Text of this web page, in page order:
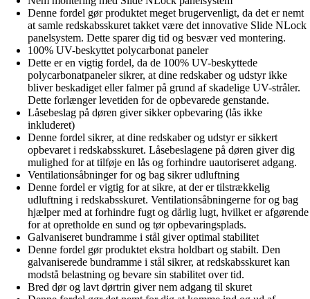
Denne fordel gør produktet meget brugervenligt, da det er nemt
at samle redskabsskuret takket være det innovative Slide NLock
panelsystem. Dette sparer dig tid og besvær ved montering.
100% UV-beskyttet polycarbonat paneler
Dette er en vigtig fordel, da de 100% UV-beskyttede
polycarbonatpaneler sikrer, at dine redskaber og udstyr ikke
bliver beskadiget eller falmer på grund af skadelige UV-stråler.
Dette forlænger levetiden for de opbevarede genstande.
Låsebeslag på døren giver sikker opbevaring (lås ikke
inkluderet)
Denne fordel sikrer, at dine redskaber og udstyr er sikkert
opbevaret i redskabsskuret. Låsebeslagene på døren giver dig
mulighed for at tilføje en lås og forhindre uautoriseret adgang.
Ventilationsåbninger for og bag sikrer udluftning
Denne fordel er vigtig for at sikre, at der er tilstrækkelig
udluftning i redskabsskuret. Ventilationsåbningerne for og bag
hjælper med at forhindre fugt og dårlig lugt, hvilket er afgørende
for at opretholde en sund og tør opbevaringsplads.
Galvaniseret bundramme i stål giver optimal stabilitet
Denne fordel gør produktet ekstra holdbart og stabilt. Den
galvaniserede bundramme i stål sikrer, at redskabsskuret kan
modstå belastning og bevare sin stabilitet over tid.
Bred dør og lavt dørtrin giver nem adgang til skuret